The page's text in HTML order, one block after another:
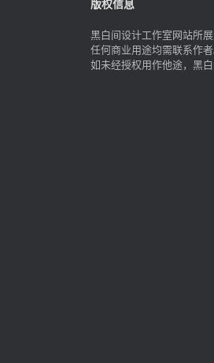
版权信息
黑白间设计工作室网站所
任何商业用途均需联系作者
如未经授权用作他途，黑